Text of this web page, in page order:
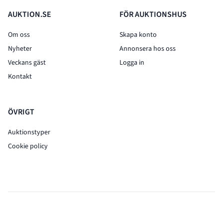
AUKTION.SE
Om oss
Nyheter
Veckans gäst
Kontakt
ÖVRIGT
Auktionstyper
Cookie policy
FÖR AUKTIONSHUS
Skapa konto
Annonsera hos oss
Logga in